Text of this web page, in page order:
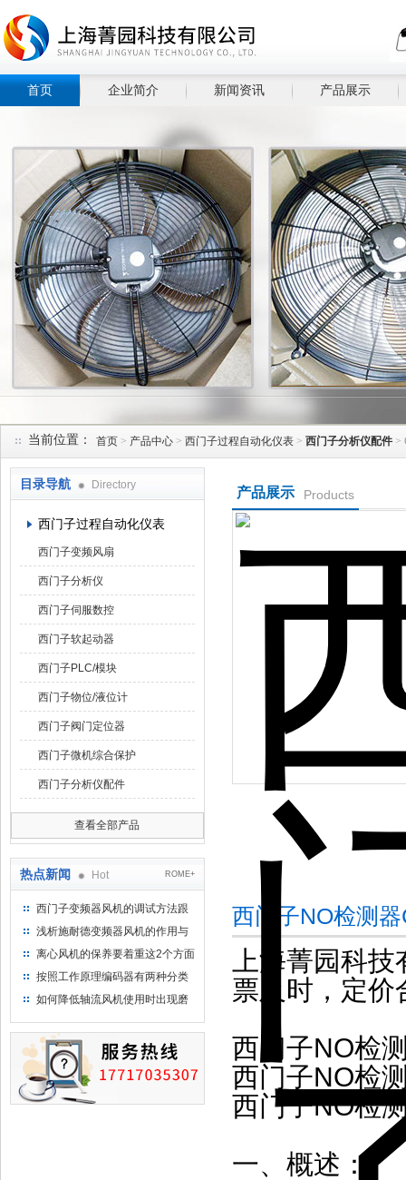
首页 企业简介 新闻资讯 产品展示
当前位置： 首页 > 产品中心 > 西门子过程自动化仪表 > 西门子分析仪配件 >
目录导航 Directory
西门子过程自动化仪表
西门子变频风扇
西门子分析仪
西门子伺服数控
西门子软起动器
西门子PLC/模块
西门子物位/液位计
西门子阀门定位器
西门子微机综合保护
西门子分析仪配件
查看全部产品
热点新闻 Hot ROME+
西门子变频器风机的调试方法跟
步骤
浅析施耐德变频器风机的作用与
意义所在
离心风机的保养要着重这2个方面
按照工作原理编码器有两种分类
如何降低轴流风机使用时出现磨
产品展示 Products
西门子NO检测
上海菁园科
票及时，定价
西门子NO检
西门子NO检
西门子NO检
一、概述：